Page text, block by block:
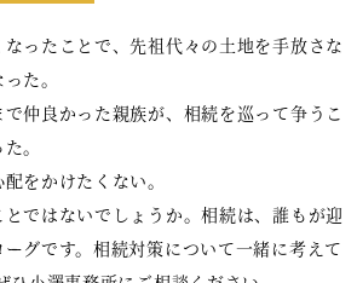
ったことで、先祖代々の土地を手放さな
た。
仲良かった親族が、相続を巡って争うこ
。
をかけたくない。
とではないでしょうか。相続は、誰もが迎
グです。相続対策について一緒に考えて